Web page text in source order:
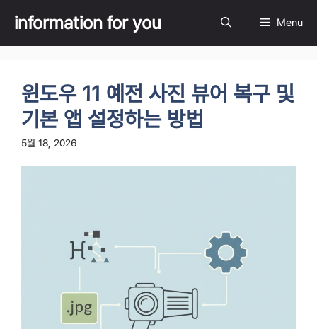
content
information for you Menu
윈도우 11 예전 사진 뷰어 복구 및
기본 앱 설정하는 방법
5월 18, 2026